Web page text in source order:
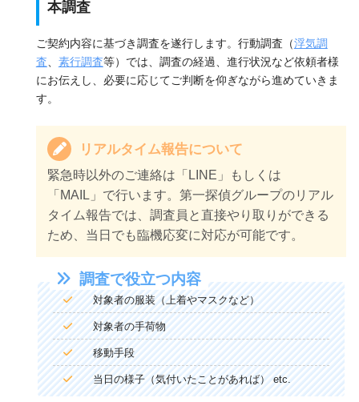
本調査
ご契約内容に基づき調査を遂行します。行動調査（浮気調
査、 素行調査等）では、調査の経過、進行状況など依頼者様
にお伝えし、必要に応じてご判断を仰ぎながら進めていきま
す。
リアルタイム報告について
緊急時以外のご連絡は「LINE」もしくは
「MAIL」で行います。第一探偵グループのリアル
タイム報告では、調査員と直接やり取りができる
ため、当日でも臨機応変に対応が可能です。
調査で役立つ内容
対象者の服装（上着やマスクなど）
対象者の手荷物
移動手段
当日の様子（気付いたことがあれば） etc.